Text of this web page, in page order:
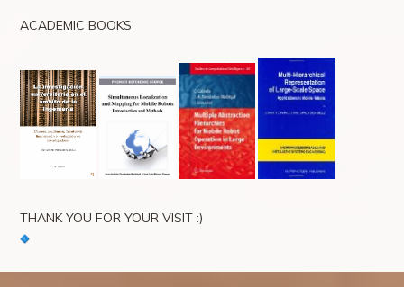
ACADEMIC BOOKS
THANK YOU FOR YOUR VISIT :)